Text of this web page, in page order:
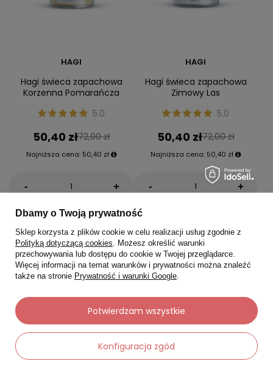
HAGI
Hagi świeca zapachowa
Korzenna Pomarańcza
5.0
50,40 zł72,00 zł
Najniższa cena: 50,40 zł
- +
Do koszyka
HAGI
Hagi świeca zapachowa
Zimowy Las
5.0
50,40 zł72,00 zł
Najniższa cena: 50,40 zł
- +
Promocja
Dbamy o Twoją prywatność
Sklep korzysta z plików cookie w celu realizacji usług zgodnie z
Polityką dotyczącą cookies. Możesz określić warunki
przechowywania lub dostępu do cookie w Twojej przeglądarce.
Więcej informacji na temat warunków i prywatności można znaleźć
także na stronie Prywatność i warunki Google.
Konfiguracja zgód
Potwierdzam wszystkie